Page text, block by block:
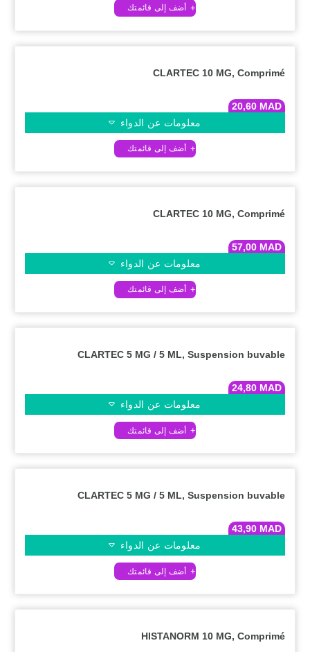
CLARTEC 10 MG, Comprimé
20,60 MAD
معلومات عن الدواء
CLARTEC 10 MG, Comprimé
57,00 MAD
معلومات عن الدواء
CLARTEC 5 MG / 5 ML, Suspension buvable
24,80 MAD
معلومات عن الدواء
CLARTEC 5 MG / 5 ML, Suspension buvable
43,90 MAD
معلومات عن الدواء
HISTANORM 10 MG, Comprimé